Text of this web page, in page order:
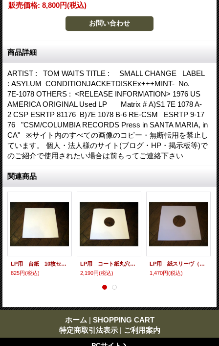
販売価格: 8,800円(税込)
商品詳細
ARTIST : TOM WAITS TITLE : SMALL CHANGE LABEL
: ASYLUM CONDITIONJACKETDISKEx+++MINT- No.
7E-1078 OTHERS : <RELEASE INFORMATION> 1976 US
AMERICA ORIGINAL Used LP Matrix # A)S1 7E 1078 A-
2 CSP ESRTP 81176 B)7E 1078 B-6 RE-CSM ESRTP 9-17
76 "CSM/COLUMBIA RECORDS Press in SANTA MARIA, in
CA" ※サイト内のすべての画像のコピー・無断転用を禁止し
ています。 個人・法人様のサイト(ブログ・HP・掲示板等)で
のご紹介で使用されたい場合は前もってご連絡下さい
関連商品
LP用 台紙 10枚セット
825円(税込)
LP用 コート紙丸穴ジャケ 10枚セット
2,190円(税込)
LP用 紙スリーヴ（レギュラー 四角の角） 10枚セット
1,470円(税込)
ホーム | SHOPPING CART
特定商取引法表示 | ご利用案内